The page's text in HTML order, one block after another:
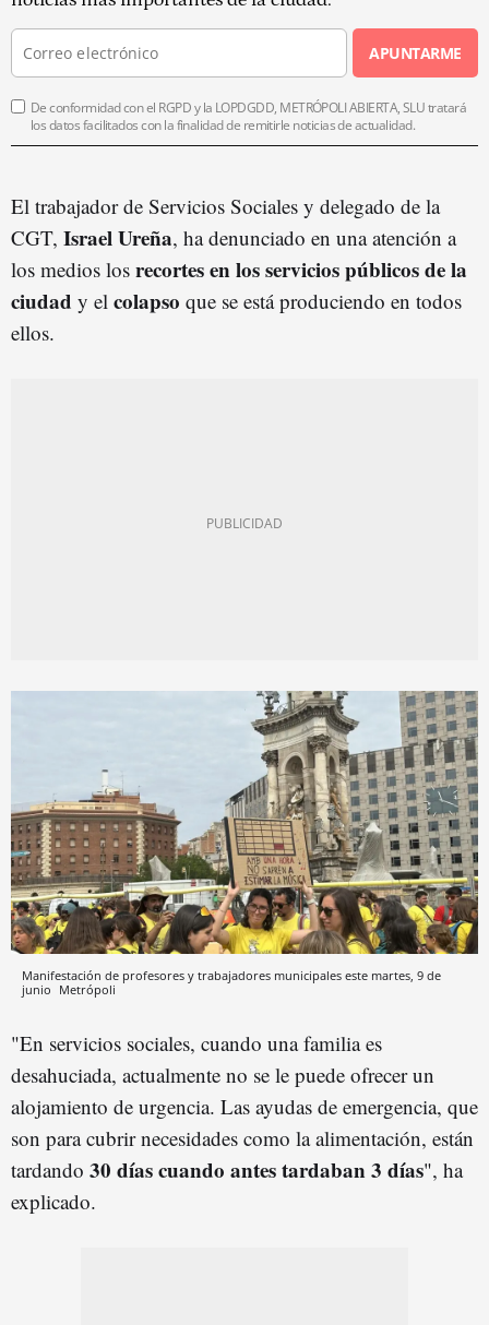
APUNTARME
De conformidad con el RGPD y la LOPDGDD, METRÓPOLI ABIERTA, SLU tratará
los datos facilitados con la finalidad de remitirle noticias de actualidad.
El trabajador de Servicios Sociales y delegado de la
CGT, Israel Ureña, ha denunciado en una atención a
los medios los recortes en los servicios públicos de la
ciudad y el colapso que se está produciendo en todos
ellos.
Manifestación de profesores y trabajadores municipales este martes, 9 de
junio Metrópoli
"En servicios sociales, cuando una familia es
desahuciada, actualmente no se le puede ofrecer un
alojamiento de urgencia. Las ayudas de emergencia, que
son para cubrir necesidades como la alimentación, están
tardando 30 días cuando antes tardaban 3 días", ha
explicado.